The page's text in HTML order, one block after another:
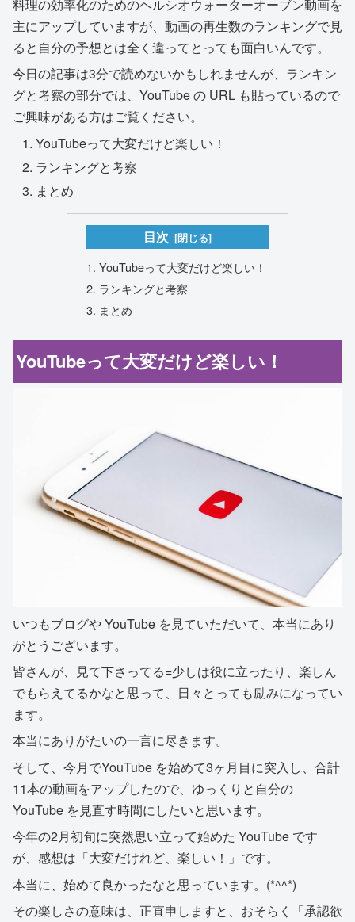
料理の効率化のためのヘルシオウォーターオーブン動画を
主にアップしていますが、動画の再生数のランキングで見
ると自分の予想とは全く違ってとっても面白いんです。
今日の記事は3分で読めないかもしれませんが、ランキン
グと考察の部分では、YouTube の URL も貼っているので
ご興味がある方はご覧ください。
YouTubeって大変だけど楽しい！
ランキングと考察
まとめ
目次
YouTubeって大変だけど楽しい！
ランキングと考察
まとめ
YouTubeって大変だけど楽しい！
いつもブログや YouTube を見ていただいて、本当にあり
がとうございます。
皆さんが、見て下さってる=少しは役に立ったり、楽しん
でもらえてるかなと思って、日々とっても励みになってい
ます。
本当にありがたいの一言に尽きます。
そして、今月でYouTube を始めて3ヶ月目に突入し、合計
11本の動画をアップしたので、ゆっくりと自分の
YouTube を見直す時間にしたいと思います。
今年の2月初旬に突然思い立って始めた YouTube です
が、感想は「大変だけれど、楽しい！」です。
本当に、始めて良かったなと思っています。(*^^*)
その楽しさの意味は、正直申しますと、おそらく「承認欲